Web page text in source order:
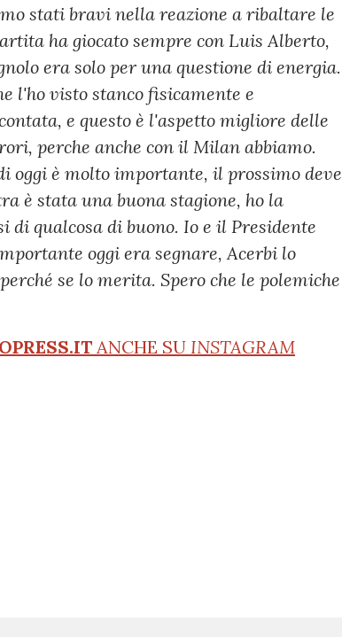
stati bravi nella reazione a ribaltare le
ha giocato sempre con Luis Alberto,
era solo per una questione di energia.
l'ho visto stanco fisicamente e
e questo è l'aspetto migliore delle
perche anche con il Milan abbiamo.
oggi è molto importante, il prossimo deve
è stata una buona stagione, ho la
di qualcosa di buono. Io e il Presidente
oggi era segnare, Acerbi lo
se lo merita. Spero che le polemiche
ANCHE SU INSTAGRAM